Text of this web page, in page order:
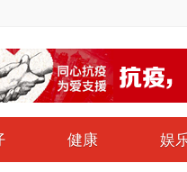
健康 娱